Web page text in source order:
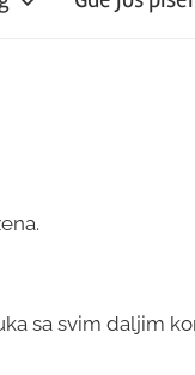
sa svim daljim